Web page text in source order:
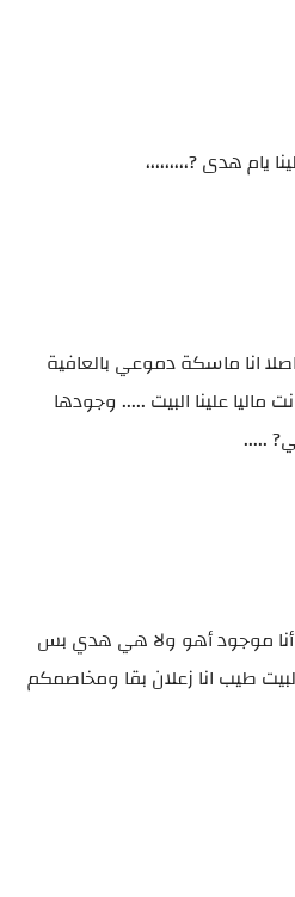
هدى ?،،،،،،،،،
انا ماسكة دموعي بالعافية
علينا البيت ..... وجودها
.....
أنا موجود أهو ولا هي هدي بس
طيب انا زعلان بقا ومخاصمكم